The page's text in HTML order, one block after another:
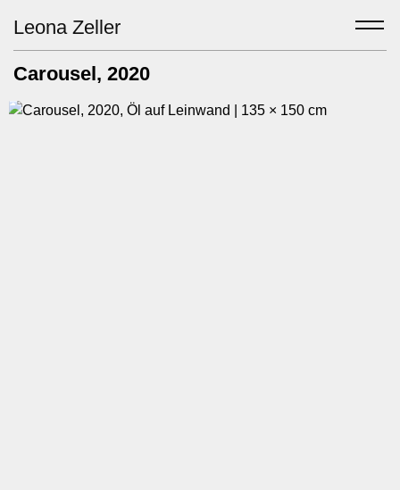
Leona Zeller
Carousel, 2020